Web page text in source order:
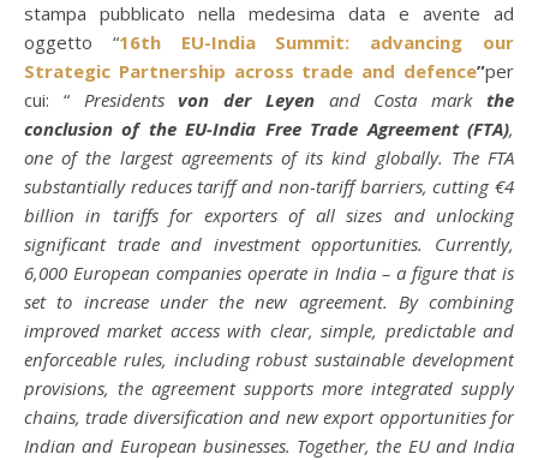
stampa pubblicato nella medesima data e avente ad
oggetto “16th EU-India Summit: advancing our
Strategic Partnership across trade and defence”per
cui: “ Presidentsvon der Leyen and Costa markthe
conclusion of the EU-India Free Trade Agreement (FTA),
one of the largest agreements of its kind globally. The FTA
substantially reduces tariff and non-tariff barriers, cutting €4
billion in tariffs for exporters of all sizes and unlocking
significant trade and investment opportunities. Currently,
6,000 European companies operate in India – a figure that is
set to increase under the new agreement. By combining
improved market access with clear, simple, predictable and
enforceable rules, including robust sustainable development
provisions, the agreement supports more integrated supply
chains, trade diversification and new export opportunities for
Indian and European businesses. Together, the EU and India